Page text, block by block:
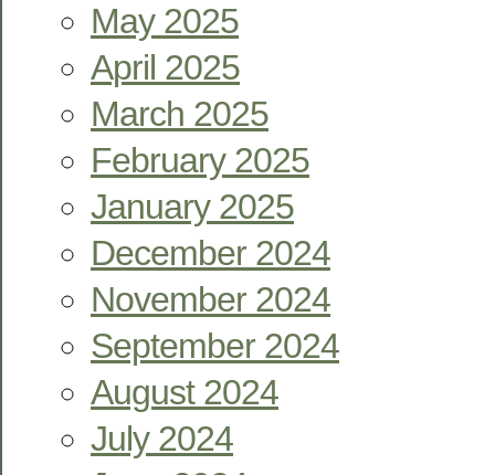
May 2025
April 2025
March 2025
February 2025
January 2025
December 2024
November 2024
September 2024
August 2024
July 2024